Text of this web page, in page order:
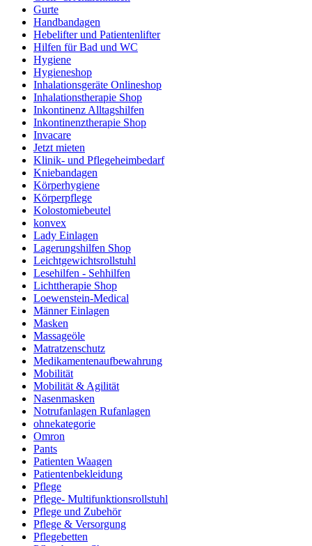
Gurte
Handbandagen
Hebelifter und Patientenlifter
Hilfen für Bad und WC
Hygiene
Hygieneshop
Inhalationsgeräte Onlineshop
Inhalationstherapie Shop
Inkontinenz Alltagshilfen
Inkontinenztherapie Shop
Invacare
Jetzt mieten
Klinik- und Pflegeheimbedarf
Kniebandagen
Körperhygiene
Körperpflege
Kolostomiebeutel
konvex
Lady Einlagen
Lagerungshilfen Shop
Leichtgewichtsrollstuhl
Lesehilfen - Sehhilfen
Lichttherapie Shop
Loewenstein-Medical
Männer Einlagen
Masken
Massageöle
Matratzenschutz
Medikamentenaufbewahrung
Mobilität
Mobilität & Agilität
Nasenmasken
Notrufanlagen Rufanlagen
ohnekategorie
Omron
Pants
Patienten Waagen
Patientenbekleidung
Pflege
Pflege- Multifunktionsrollstuhl
Pflege und Zubehör
Pflege & Versorgung
Pflegebetten